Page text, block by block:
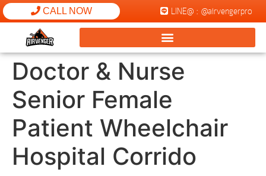
CALL NOW LINE@ : @airvengerpro
Doctor & Nurse
Senior Female
Patient Wheelchair
Hospital Corrido